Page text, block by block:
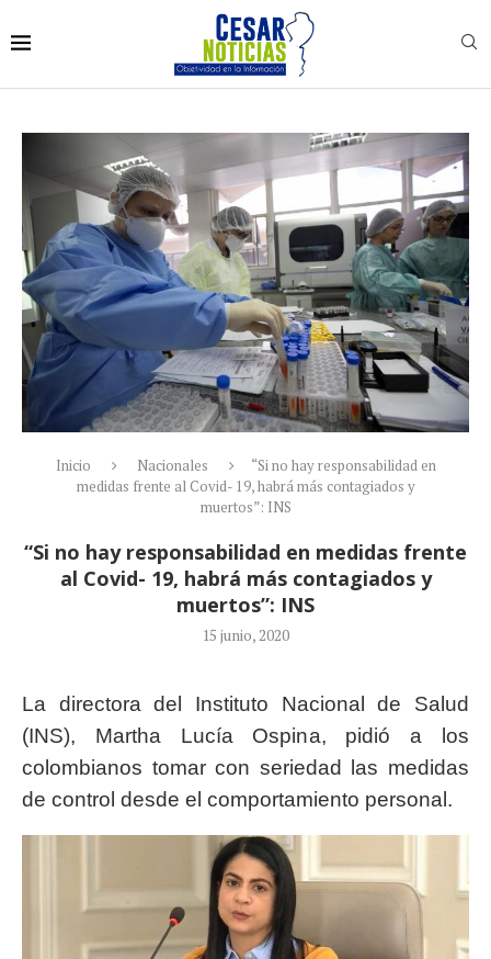
Inicio Nacionales
“Si no hay responsabilidad en
medidas frente al Covid- 19, habrá más contagiados y
muertos”: INS
“Si no hay responsabilidad en medidas frente
al Covid- 19, habrá más contagiados y
muertos”: INS
15 junio, 2020
La directora del Instituto Nacional de Salud
(INS), Martha Lucía Ospina, pidió a los
colombianos tomar con seriedad las medidas
de control desde el comportamiento personal.